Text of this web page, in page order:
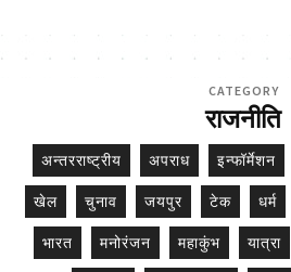
CATEGORY
राजनीति
अन्तरराष्ट्रीय अपराध इन्फॉर्मेशन
खेल
चुनाव जयपुर टेक धर्म
भारत
मनोरंजन महाकुंभ यात्रा